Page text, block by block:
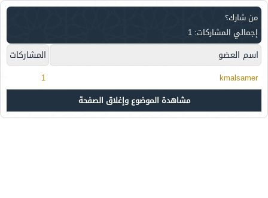
من شارك؟
إجمالي المشاركات: 1
اسم العضو المشاركات
kmalsamer
1
مشاهدة الموضوع وإغلاق الصفحة